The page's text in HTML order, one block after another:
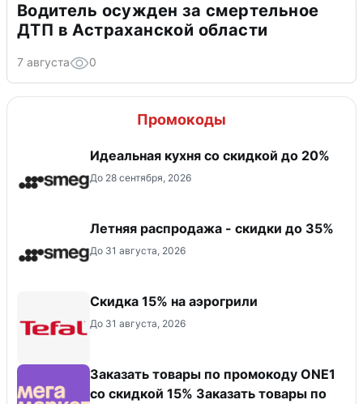
Водитель осужден за смертельное
ДТП в Астраханской области
7 августа 0
Промокоды
Идеальная кухня со скидкой до 20%
До 28 сентября, 2026
Летняя распродажа - скидки до 35%
До 31 августа, 2026
Скидка 15% на аэрогрили
До 31 августа, 2026
Заказать товары по промокоду ONE1
со скидкой 15% Заказать товары по